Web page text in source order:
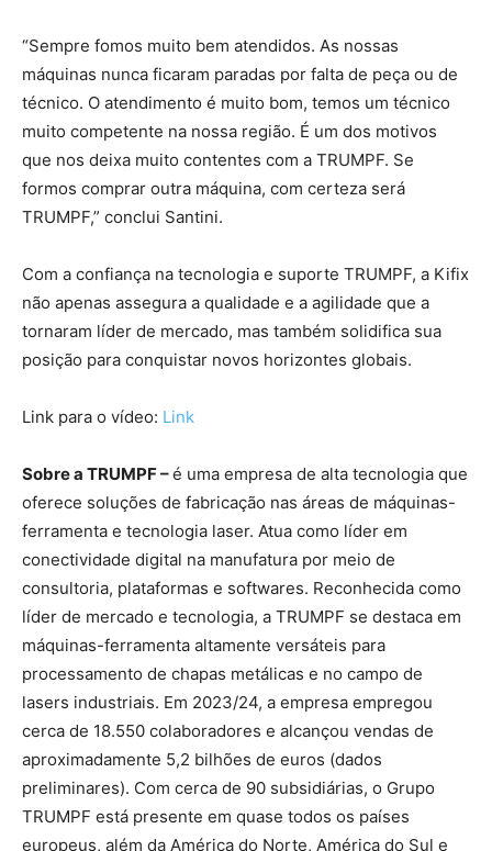
“Sempre fomos muito bem atendidos. As nossas
máquinas nunca ficaram paradas por falta de peça ou de
técnico. O atendimento é muito bom, temos um técnico
muito competente na nossa região. É um dos motivos
que nos deixa muito contentes com a TRUMPF. Se
formos comprar outra máquina, com certeza será
TRUMPF,” conclui Santini.
Com a confiança na tecnologia e suporte TRUMPF, a Kifix
não apenas assegura a qualidade e a agilidade que a
tornaram líder de mercado, mas também solidifica sua
posição para conquistar novos horizontes globais.
Link para o vídeo: Link
Sobre a TRUMPF –é uma empresa de alta tecnologia que
oferece soluções de fabricação nas áreas de máquinas-
ferramenta e tecnologia laser. Atua como líder em
conectividade digital na manufatura por meio de
consultoria, plataformas e softwares. Reconhecida como
líder de mercado e tecnologia, a TRUMPF se destaca em
máquinas-ferramenta altamente versáteis para
processamento de chapas metálicas e no campo de
lasers industriais. Em 2023/24, a empresa empregou
cerca de 18.550 colaboradores e alcançou vendas de
aproximadamente 5,2 bilhões de euros (dados
preliminares). Com cerca de 90 subsidiárias, o Grupo
TRUMPF está presente em quase todos os países
europeus, além da América do Norte, América do Sul e